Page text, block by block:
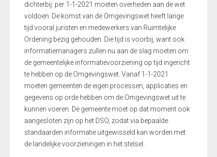
dichterbij: per 1-1-2021 moeten overheden aan de wet
voldoen. De komst van de Omgevingswet heeft lange
tijd vooral juristen en medewerkers van Ruimtelijke
Ordening bezig gehouden. Die tijd is voorbij , want ook
informatiemanagers zullen nu aan de slag moeten om
de gemeentelijke informatievoorziening op tijd ingericht
te hebben op de Omgevingswet. Vanaf 1-1-2021
moeten gemeenten de eigen processen, applicaties en
gegevens op orde hebben om de Omgevingswet uit te
kunnen voeren De gemeente moet op dat moment ook
aangesloten zijn op het DSO , zodat via bepaalde
standaarden informatie uitgewisseld kan worden met
de landelijke voorzieningen in het stelsel.